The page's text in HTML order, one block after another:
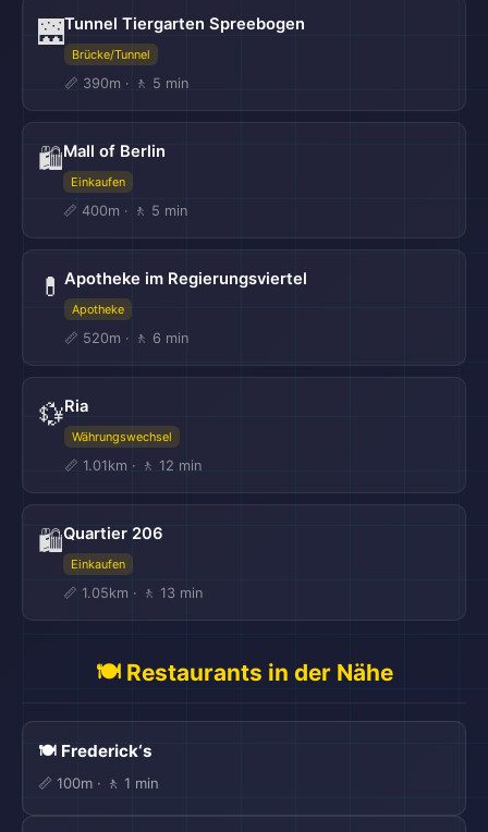
🌉Tunnel Tiergarten Spreebogen
Brücke/Tunnel
📏 390m · 🚶 5 min
🛍️Mall of Berlin
Einkaufen
📏 400m · 🚶 5 min
💊 Apotheke im Regierungsviertel
Apotheke
📏 520m · 🚶 6 min
💱Ria
Währungswechsel
📏 1.01km · 🚶 12 min
🛍️Quartier 206
Einkaufen
📏 1.05km · 🚶 13 min
🍽️ Restaurants in der Nähe
🍽️ Frederick‘s
📏 100m · 🚶 1 min